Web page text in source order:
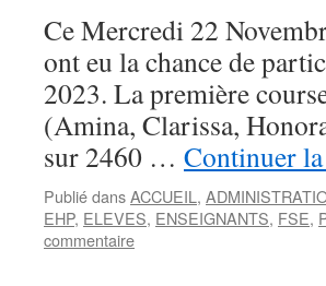
Ce Mercredi 22
ont eu la chance de
2023. La première
(Amina, Clarissa,
sur 2460 … Continuer
Publié dansACCUEIL ,
EHP, ELEVES, ENSEIGNANTS, FSE,
commentaire